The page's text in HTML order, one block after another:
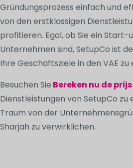
Gründungsprozess einfach und
von den erstklassigen
profitieren. Egal, ob Sie ein
Unternehmen sind, SetupCo ist
Ihre Geschäftsziele in den VAE zu
Besuchen Sie Bereken nu de prijs
Dienstleistungen von SetupCo zu
Traum von der
Sharjah zu verwirklichen.